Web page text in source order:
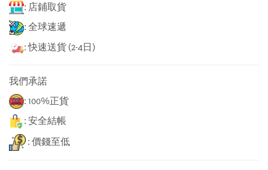
: 店鋪取貨
: 全球速遞
: 快速送貨 (2-4日)
我們承諾
: 100%正貨
: 安全結帳
: 價錢至低